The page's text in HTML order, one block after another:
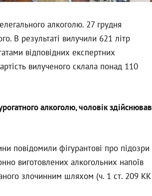
алкоголю. 27 грудня
В результаті вилучили 621 літр
відповідних експертних
вилученого склала понад 110
алкоголю, чоловік здійснював
повідомили фігурантові про підозри
виготовлених алкогольних напоїв
злочинним шляхом (ч. 1 ст. 209 КК